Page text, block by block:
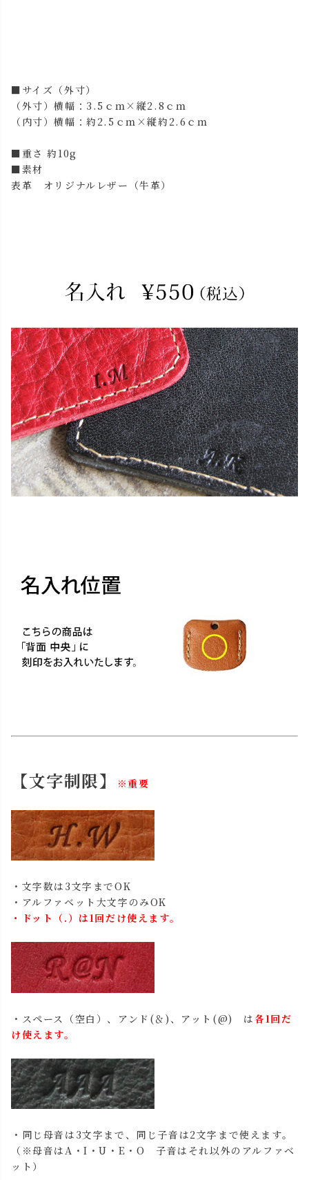
■サイズ（外寸）
（外寸）横幅：3.5ｃｍ×縦2.8ｃｍ
（内寸）横幅：約2.5ｃｍ×縦約2.6ｃｍ
■重さ 約10g
■素材
表革 オリジナルレザー（牛革）
【文字制限】 ※重要
・文字数は3文字までOK
・アルファベット大文字のみOK
・ドット（.）は1回だけ使えます。
・スペース（空白）、アンド(＆)、アット(@) は各1回だ
け使えます。
・同じ母音は3文字まで、同じ子音は2文字まで使えます。
（※母音はA・I・U・E・O 子音はそれ以外のアルファベ
ット）